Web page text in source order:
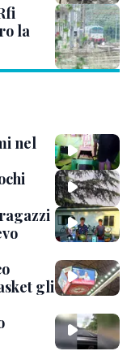
la
nel
gli